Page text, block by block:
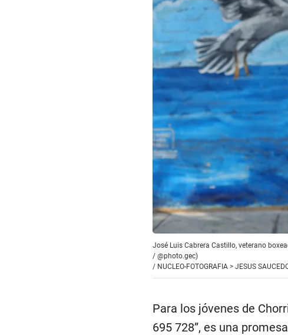
José Luis Cabrera Castillo, veterano
/ @photo.gec)
/ NUCLEO-FOTOGRAFIA > JESUS
Para los jóvenes de
695 728”, es una